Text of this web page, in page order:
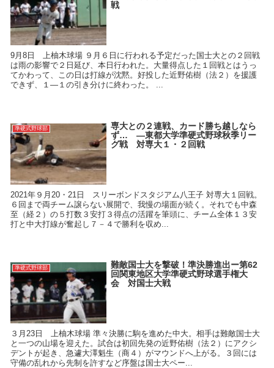
戦
9月8日 上柚木球場 ９月６日に行われる予定だった国士大との２回戦
は雨の影響で２日延び、本日行われた。大量得点した１回戦とはうっ
てかわって、この日は打線が沈黙。好投した近野佑樹（法２）を援護
できず、１―１の引き分けに終わった。 ...
準硬式野球部
専大との２連戦、カード勝ち越しなら
ず… ―東都大学準硬式野球秋季リー
グ戦 対専大１・２回戦
2021年９月20・21日 スリーボンドスタジアム八王子 対専大１回戦。
６回まで両チーム譲らない展開で、我慢の場面が続く。それでも中森
至（経２）の５打数３安打３得点の活躍を筆頭に、チーム全体１３安
打と中大打線が奮起し７－４で勝利を収め...
準硬式野球部
難敵国士大を撃破！準決勝進出ー第62
回関東地区大学準硬式野球選手権大
会 対国士大戦
３月23日 上柚木球場 準々決勝に駒を進めた中大。相手は難敵国士大
と一つの山場を迎えた。試合は初回先発の近野佑樹（法２）にアクシ
デントが起き、急遽大澤魁生（商４）がマウンドへ上がる。３回には
守備の乱れから先制を許すなど序盤は国士大ペー...